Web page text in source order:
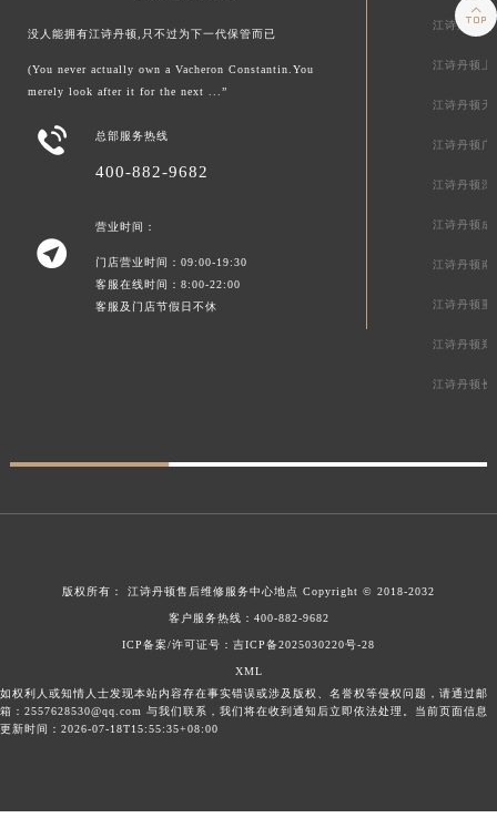
没人能拥有江诗丹顿,只不过为下一代保管而已
(You never actually own a Vacheron Constantin.You
merely look after it for the next ...”
 总部服务热线
400-882-9682

营业时间：
门店营业时间：09:00-19:30
客服在线时间：8:00-22:00
客服及门店节假日不休
江诗丹顿北
江诗丹顿上
江诗丹顿天
江诗丹顿广
江诗丹顿深
江诗丹顿成
江诗丹顿南
江诗丹顿重
江诗丹顿郑
江诗丹顿长
版权所有： 江诗丹顿售后维修服务中心地点 Copyright © 2018-2032
客户服务热线： 400-882-9682
ICP备案/许可证号：吉ICP备2025030220号-28
XML
如权利人或知情人士发现本站内容存在事实错误或涉及版权、名誉权等侵权问题，请通过邮
箱：2557628530@qq.com 与我们联系，我们将在收到通知后立即依法处理。当前页面信息
更新时间：2026-07-18T15:55:35+08:00
